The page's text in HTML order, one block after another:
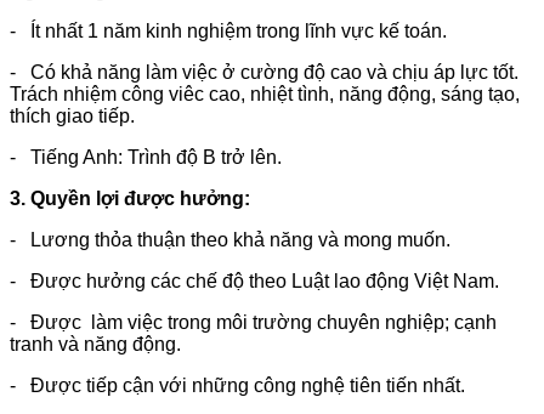
- Ít nhất 1 năm kinh nghiệm trong lĩnh vực kế toán.
- Có khả năng làm việc ở cường độ cao và chịu áp lực tốt.
Trách nhiệm công viêc cao, nhiệt tình, năng động, sáng tạo,
thích giao tiếp.
- Tiếng Anh: Trình độ B trở lên.
3. Quyền lợi được hưởng:
- Lương thỏa thuận theo khả năng và mong muốn.
- Được hưởng các chế độ theo Luật lao động Việt Nam.
- Được
làm việc trong môi trường chuyên nghiệp; cạnh
tranh và năng động.
- Được tiếp cận với những công nghệ tiên tiến nhất.